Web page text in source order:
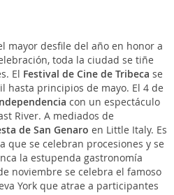
mayor desfile del año en honor a
toda la ciudad se tiñe
El Festival de Cine de Tribeca se
hasta principios de mayo. El 4 de
con un espectáculo
River. A mediados de
de San Genaro en Little Italy. Es
que se celebran procesiones y se
la estupenda gastronomía
noviembre se celebra el famoso
York que atrae a participantes